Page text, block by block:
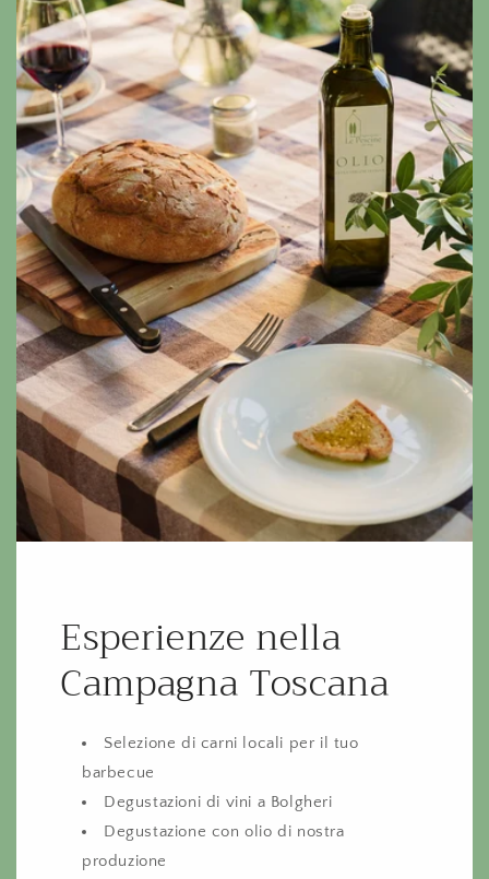
Esperienze nella
Campagna Toscana
Selezione di carni locali per il tuo
barbecue
Degustazioni di vini a Bolgheri
Degustazione con olio di nostra
produzione